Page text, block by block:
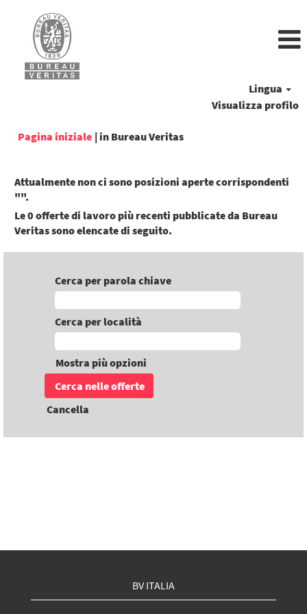
Lingua
Visualizza profilo
Pagina iniziale | in Bureau Veritas(pagina
Attualmente non ci sono posizioni aperte corrispondenti
"".
Le 0 offerte di lavoro più recenti pubblicate da Bureau
Veritas sono elencate di seguito.
Cerca per parola chiave
Cerca per località
Mostra più opzioni
Cancella
BV ITALIA